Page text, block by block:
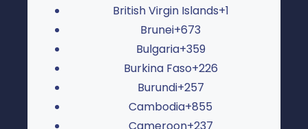
British Virgin Islands+1
Brunei+673
Bulgaria+359
Burkina Faso+226
Burundi+257
Cambodia+855
Cameroon+237